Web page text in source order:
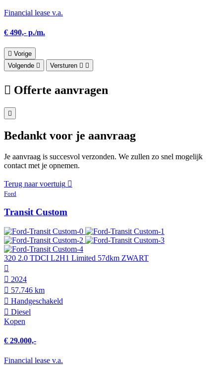
Financial lease v.a.
€ 490,- p./m.
Vorige
Volgende
Versturen
Offerte aanvragen
Bedankt voor je aanvraag
Je aanvraag is succesvol verzonden. We zullen zo snel mogelijk
contact met je opnemen.
Terug naar voertuig
Ford
Transit Custom
320 2.0 TDCI L2H1 Limited 57dkm ZWART
2024
57.746 km
Hand­geschakeld
Diesel
Kopen
€ 29.000,-
Financial lease v.a.